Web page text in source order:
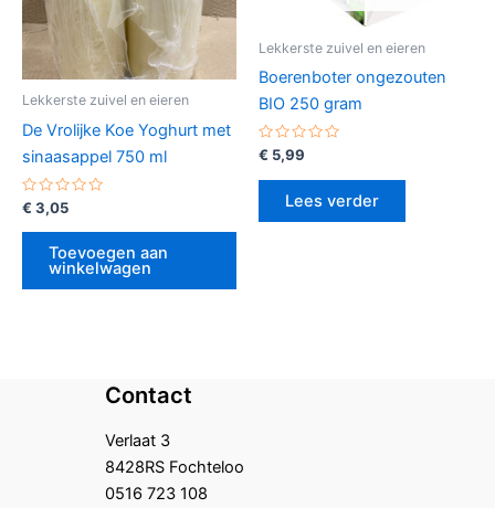
Lekkerste zuivel en eieren
De Vrolijke Koe Yoghurt met
sinaasappel 750 ml
Gewaardeerd
0
uit
€ 3,05
Toevoegen aan
winkelwagen
Lekkerste zuivel en eieren
Boerenboter ongezouten
BIO 250 gram
Gewaardeerd
uit
€ 5,99
Lees verder
Contact
Verlaat 3
8428RS Fochteloo
0516 723 108